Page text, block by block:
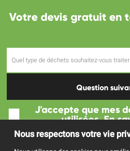
Nous respectons votre vie
Votre devis gratuit en
Question
J'accepte que mes
utilisées. En
Progression : % -